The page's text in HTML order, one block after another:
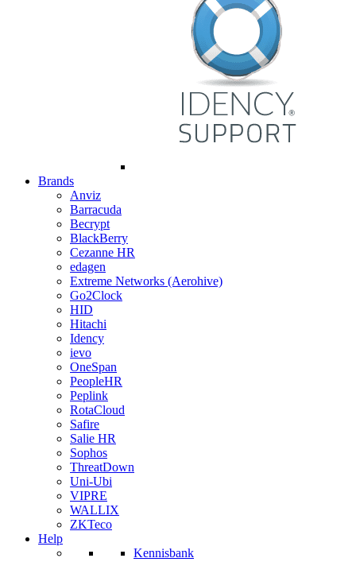
Brands
Anviz
Barracuda
Becrypt
BlackBerry
Cezanne HR
edagen
Extreme Networks (Aerohive)
Go2Clock
HID
Hitachi
Idency
ievo
OneSpan
PeopleHR
Peplink
RotaCloud
Safire
Salie HR
Sophos
ThreatDown
Uni-Ubi
VIPRE
WALLIX
ZKTeco
Help
Kennisbank